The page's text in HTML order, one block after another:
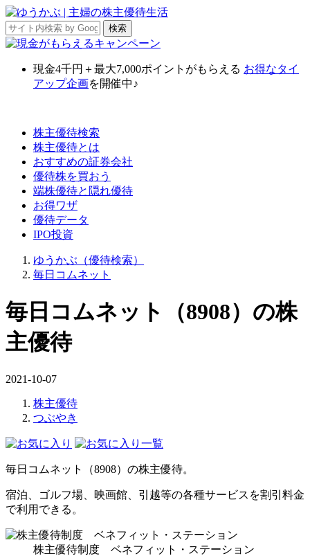
現金4千円＋最大7,000ポイント がもらえる お得なタイ
アップ企画を開催中♪
株主優待検索
株主優待とは
おすすめの証券会社
優待株を買おう
端株優待と隠れ優待
お得ワザ
優待データ
IPO投資
ゆうかぶ（優待検索）
毎日コムネット
毎日コムネット（8908）の株
主優待
2021-10-07
株主優待
つぶやき
毎日コムネット（8908）の株主優待。
宿泊、ゴルフ場、映画館、引越等の各種サービスを割引料金
で利用できる。
株主優待制度 ベネフィット・ステーション